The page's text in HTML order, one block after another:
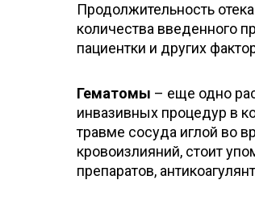
Продолжительность
количества введенного
пациентки и других
Гематомы – еще одно
инвазивных процедур в
травме сосуда иглой во
кровоизлияний, стоит
препаратов,